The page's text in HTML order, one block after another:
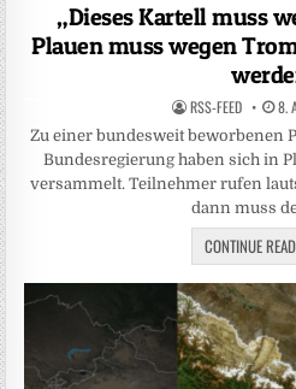
„Dieses Kartell muss
Plauen muss wegen
RSS-FEED 8.
Zu einer bundesweit beworbenen
Bundesregierung haben sich in
versammelt. Teilnehmer rufen
dann muss
CONTINUE